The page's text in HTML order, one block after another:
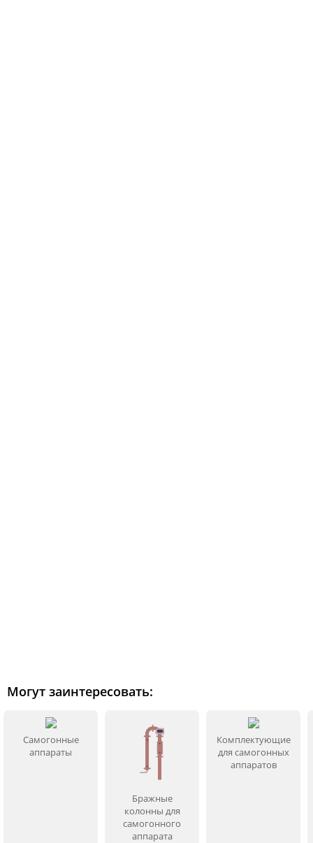
Могут заинтересовать:
Самогонные
аппараты
Бражные
колонны для
самогонного
аппарата
Комплектующие
для самогонных
аппаратов